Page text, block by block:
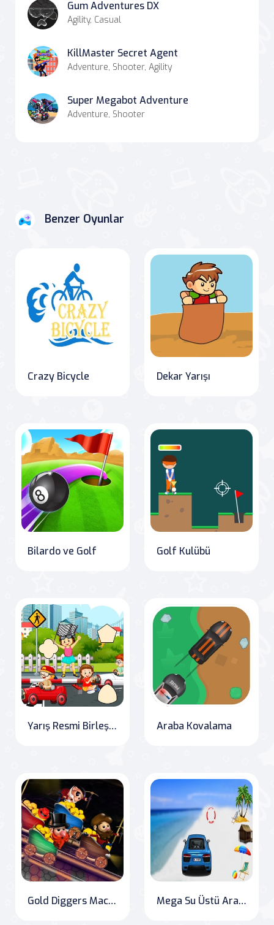
Gum Adventures DX
Agility, Casual
KillMaster Secret Agent
Adventure, Shooter, Agility
Super Megabot Adventure
Adventure, Shooter
Benzer Oyunlar
Crazy Bicycle Dekar Yarışı
Bilardo ve Golf Golf Kulübü
Yarış Resmi Birleştirme Araba Kovalama
Gold Diggers Macerası Mega Su Üstü Araba Yarış Oyunu 3D